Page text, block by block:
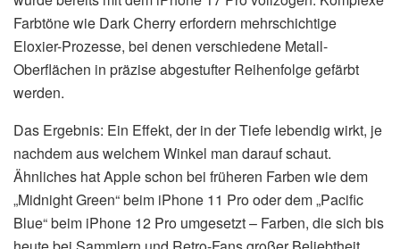
Farbtöne wie Dark Cherry erfordern mehrschichtige
Eloxier-Prozesse, bei denen verschiedene Metall-
Oberflächen in präzise abgestufter Reihenfolge gefärbt
werden.
Das Ergebnis: Ein Effekt, der in der Tiefe lebendig wirkt, je
nachdem aus welchem Winkel man darauf schaut.
Ähnliches hat Apple schon bei früheren Farben wie dem
„Midnight Green“ beim iPhone 11 Pro oder dem „Pacific
Blue“ beim iPhone 12 Pro umgesetzt – Farben, die sich bis